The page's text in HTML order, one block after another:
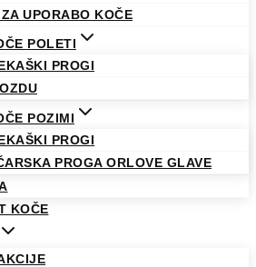
UPORABO KOČE
POLETI
PROGI
POZIMI
PROGI
PROGA ORLOVE GLAVE
KOČE